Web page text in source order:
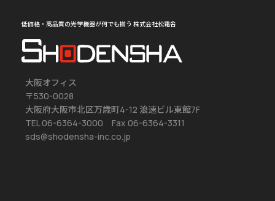
低価格・高品質の光学機器が何でも揃う 株式会社松電舎
大阪オフィス
〒530-0028
大阪府大阪市北区万歳町4-12 浪速ビル東館7F
TEL 06-6364-3000 Fax 06-6364-3311
sds@shodensha-inc.co.jp